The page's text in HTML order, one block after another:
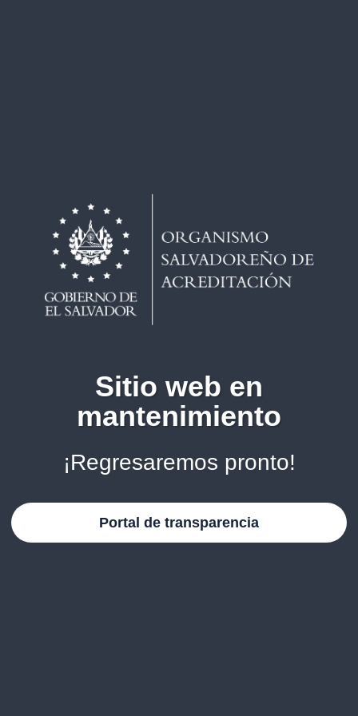
Sitio web en
mantenimiento
¡Regresaremos pronto!
Portal de transparencia